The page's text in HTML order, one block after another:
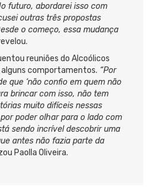
futuro, abordarei isso com
outras três propostas
o começo, essa mudança
reuniões do Alcoólicos
alguns comportamentos. “Por
que ‘não confio em quem não
brincar com isso, não tem
muito difíceis nessas
poder olhar para o lado com
sendo incrível descobrir uma
antes não fazia parte da
Paolla Oliveira.